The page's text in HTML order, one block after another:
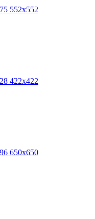
552х552
422х422
650х650